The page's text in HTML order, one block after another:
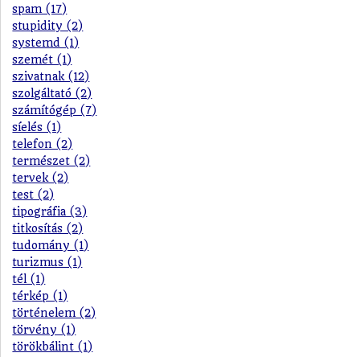
spam (17)
stupidity (2)
systemd (1)
szemét (1)
szivatnak (12)
szolgáltató (2)
számítógép (7)
síelés (1)
telefon (2)
természet (2)
tervek (2)
test (2)
tipográfia (3)
titkosítás (2)
tudomány (1)
turizmus (1)
tél (1)
térkép (1)
történelem (2)
törvény (1)
törökbálint (1)